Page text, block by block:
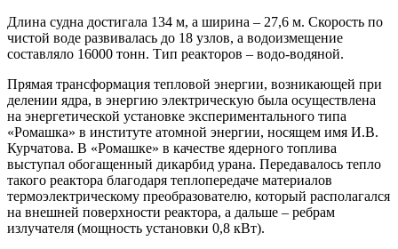
Длина судна достигала 134 м, а ширина – 27,6 м. Скорость по
чистой воде развивалась до 18 узлов, а водоизмещение
составляло 16000 тонн. Тип реакторов – водо-водяной.
Прямая трансформация тепловой энергии, возникающей при
делении ядра, в энергию электрическую была осуществлена
на энергетической установке экспериментального типа
«Ромашка» в институте атомной энергии, носящем имя И.В.
Курчатова. В «Ромашке» в качестве ядерного топлива
выступал обогащенный дикарбид урана. Передавалось тепло
такого реактора благодаря теплопередаче материалов
термоэлектрическому преобразователю, который располагался
на внешней поверхности реактора, а дальше – ребрам
излучателя (мощность установки 0,8 кВт).